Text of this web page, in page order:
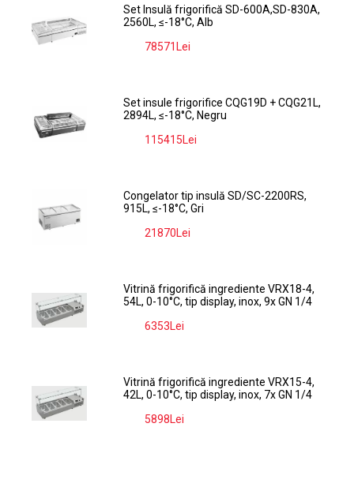
Set Insulă frigorifică SD-600A,SD-830A,
2560L, ≤-18°C, Alb
78571Lei
Set insule frigorifice CQG19D + CQG21L,
2894L, ≤-18°C, Negru
115415Lei
Congelator tip insulă SD/SC-2200RS,
915L, ≤-18°C, Gri
21870Lei
Vitrină frigorifică ingrediente VRX18-4,
54L, 0-10°C, tip display, inox, 9x GN 1/4
6353Lei
Vitrină frigorifică ingrediente VRX15-4,
42L, 0-10°C, tip display, inox, 7x GN 1/4
5898Lei